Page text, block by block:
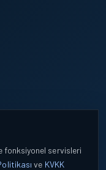
fonksiyonel servisleri
ve KVKK